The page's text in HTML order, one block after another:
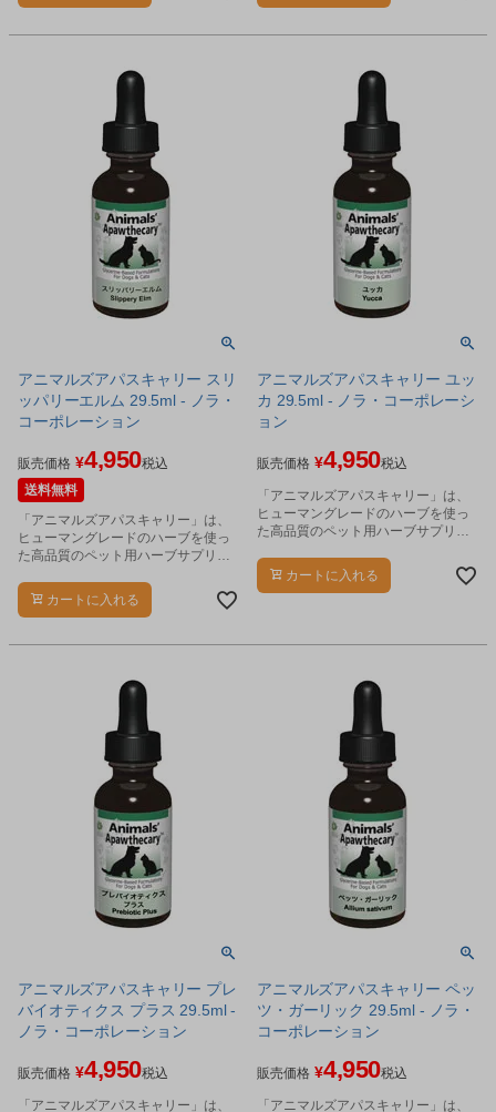
アニマルズアパスキャリー スリ
ッパリーエルム 29.5ml - ノラ・
コーポレーション
販売価格 ¥4,950税込
送料無料
「アニマルズアパスキャリー」は、
ヒューマングレードのハーブを使っ
た高品質のペット用ハーブサプリメ
カートに入れる
アニマルズアパスキャリー ユッ
カ 29.5ml - ノラ・コーポレーシ
ョン
販売価格 ¥4,950税込
「アニマルズアパスキャリー」は、
ヒューマングレードのハーブを使っ
た高品質のペット用ハーブサプリメ
カートに入れる
アニマルズアパスキャリー プレ
バイオティクス プラス 29.5ml -
ノラ・コーポレーション
販売価格 ¥4,950税込
「アニマルズアパスキャリー」は、
アニマルズアパスキャリー ペッ
ツ・ガーリック 29.5ml - ノラ・
コーポレーション
販売価格 ¥4,950税込
「アニマルズアパスキャリー」は、